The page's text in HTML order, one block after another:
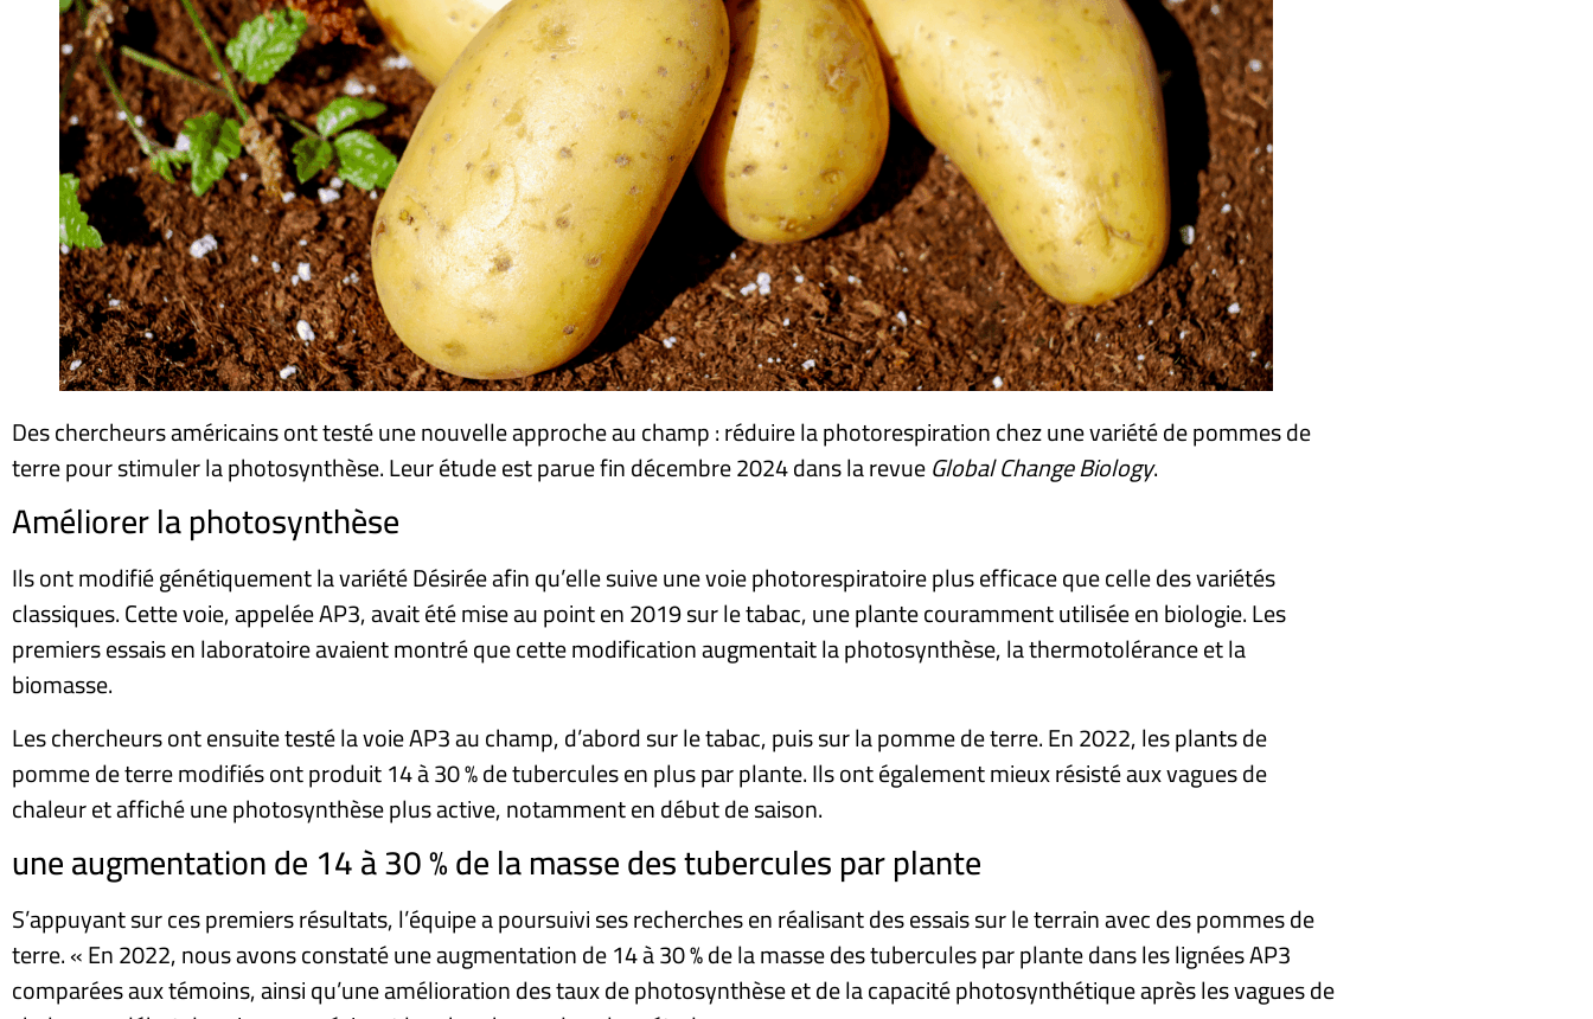
Des chercheurs américains ont testé une nouvelle approche au champ : réduire la photorespiration chez une variété de pommes de
terre pour stimuler la photosynthèse. Leur étude est parue fin décembre 2024 dans la revueGlobal Change Biology.
Améliorer la photosynthèse
Ils ont modifié génétiquement la variété Désirée afin qu’elle suive une voie photorespiratoire plus efficace que celle des variétés
classiques. Cette voie, appelée AP3, avait été mise au point en 2019 sur le tabac, une plante couramment utilisée en biologie. Les
premiers essais en laboratoire avaient montré que cette modification augmentait la photosynthèse, la thermotolérance et la
biomasse.
Les chercheurs ont ensuite testé la voie AP3 au champ, d’abord sur le tabac, puis sur la pomme de terre. En 2022, les plants de
pomme de terre modifiés ont produit 14 à 30 % de tubercules en plus par plante. Ils ont également mieux résisté aux vagues de
chaleur et affiché une photosynthèse plus active, notamment en début de saison.
une augmentation de 14 à 30 % de la masse des tubercules par plante
S’appuyant sur ces premiers résultats, l’équipe a poursuivi ses recherches en réalisant des essais sur le terrain avec des pommes de
terre. « En 2022, nous avons constaté une augmentation de 14 à 30 % de la masse des tubercules par plante dans les lignées AP3
comparées aux témoins, ainsi qu’une amélioration des taux de photosynthèse et de la capacité photosynthétique après les vagues de